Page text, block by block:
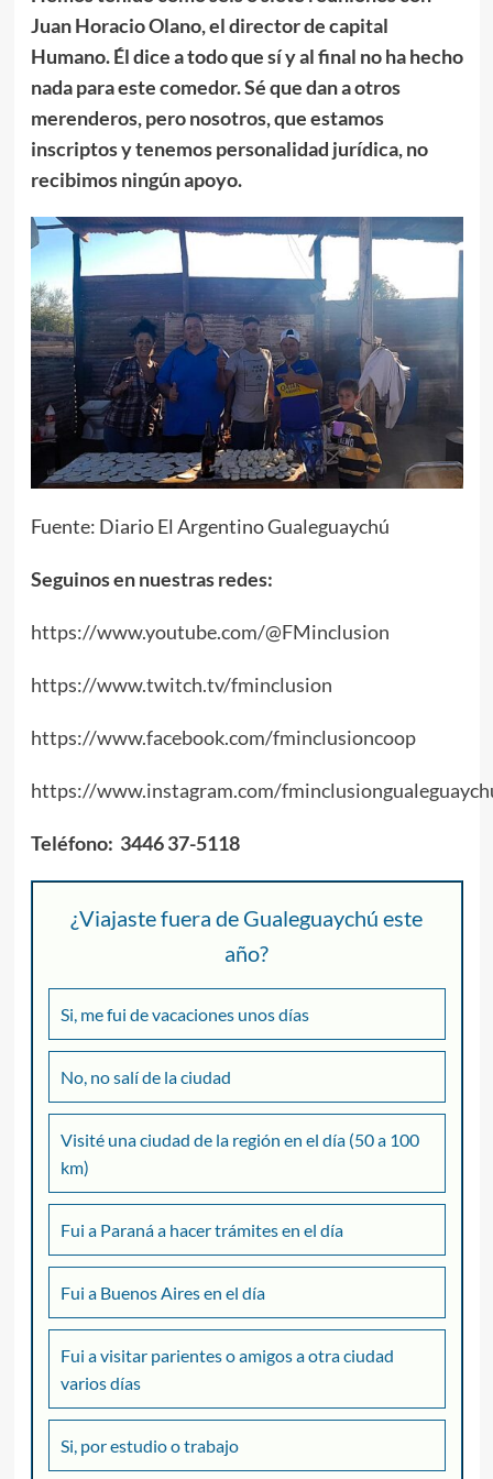
Juan Horacio Olano, el director de capital
Humano. Él dice a todo que sí y al final no ha hecho
nada para este comedor. Sé que dan a otros
merenderos, pero nosotros, que estamos
inscriptos y tenemos personalidad jurídica, no
recibimos ningún apoyo.
Fuente: Diario El Argentino Gualeguaychú
Seguinos en nuestras redes:
https://www.youtube.com/@FMinclusion
https://www.twitch.tv/fminclusion
https://www.facebook.com/fminclusioncoop
https://www.instagram.com/
Teléfono: 3446 37-5118
¿Viajaste fuera de Gualeguaychú este
año?
Si, me fui de vacaciones unos días
No, no salí de la ciudad
Visité una ciudad de la región en el día (50 a 100
km)
Fui a Paraná a hacer trámites en el día
Fui a Buenos Aires en el día
Fui a visitar parientes o amigos a otra ciudad
varios días
Si, por estudio o trabajo